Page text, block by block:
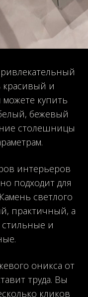
красивый и
купить
бежевый
столешницы
интерьеров
подходит для
светлого
практичный, а
и
оникса от
труда. Вы
кликов